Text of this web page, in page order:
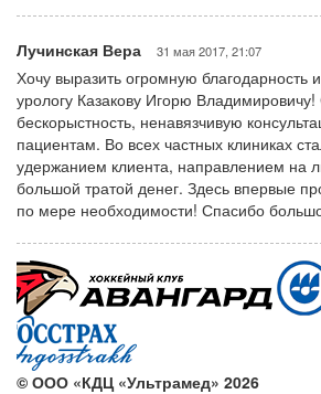
Лучинская Вера 31 мая 2017, 21:07
Хочу выразить огромную благодарность
урологу Казакову Игорю
бескорыстность, ненавязчивую
пациентам. Во всех частных клиниках
удержанием клиента, направлением на
большой тратой денег. Здесь впервые
по мере необходимости! Спасибо
© ООО «КДЦ «Ультрамед» 2026